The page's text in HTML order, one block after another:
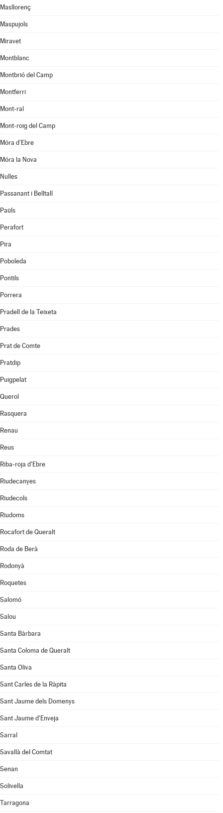
Masllorenç
Maspujols
Miravet
Montblanc
Montbrió del Camp
Montferri
Mont-ral
Mont-roig del Camp
Móra d'Ebre
Móra la Nova
Nulles
Passanant i Belltall
Paüls
Perafort
Pira
Poboleda
Pontils
Porrera
Pradell de la Teixeta
Prades
Prat de Comte
Pratdip
Puigpelat
Querol
Rasquera
Renau
Reus
Riba-roja d'Ebre
Riudecanyes
Riudecols
Riudoms
Rocafort de Queralt
Roda de Berà
Rodonyà
Roquetes
Salomó
Salou
Santa Bàrbara
Santa Coloma de Queralt
Santa Oliva
Sant Carles de la Ràpita
Sant Jaume dels Domenys
Sant Jaume d'Enveja
Sarral
Savallà del Comtat
Senan
Solivella
Tarragona